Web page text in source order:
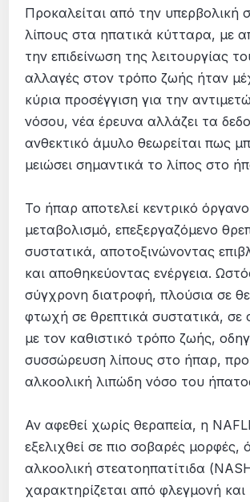
Προκαλείται από την υπερβολική
λίπους στα ηπατικά κύτταρα, με
την επιδείνωση της λειτουργίας
αλλαγές στον τρόπο ζωής ήταν
κύρια προσέγγιση για την
νόσου, νέα έρευνα αλλάζει τα
ανθεκτικό άμυλο θεωρείται πως
μειώσει σημαντικά το λίπος στο
Το ήπαρ αποτελεί κεντρικό
μεταβολισμό, επεξεργαζόμενο
συστατικά, αποτοξινώνοντας
και αποθηκεύοντας ενέργεια.
σύγχρονη διατροφή, πλούσια σε
φτωχή σε θρεπτικά συστατικά, σε
με τον καθιστικό τρόπο ζωής,
συσσώρευση λίπους στο ήπαρ,
αλκοολική λιπώδη νόσο του
Αν αφεθεί χωρίς θεραπεία, η
εξελιχθεί σε πιο σοβαρές μορφές,
αλκοολική στεατοηπατίτιδα
χαρακτηρίζεται από φλεγμονή